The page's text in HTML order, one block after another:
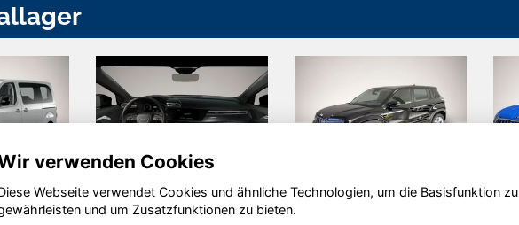
Audi A3 Jeep
verwenden Cookies
Webseite verwendet Cookies und ähnliche Technologien, um die Basisfunktion zu
und um Zusatzfunktionen zu bieten.